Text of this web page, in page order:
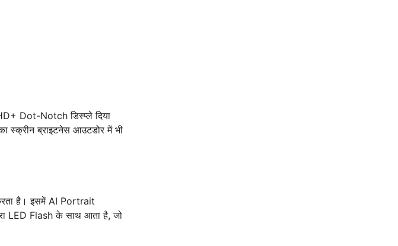
Dot-Notch डिस्प्ले दिया
स्क्रीन ब्राइटनेस आउटडोर में भी
है। इसमें AI Portrait
LED Flash के साथ आता है, जो